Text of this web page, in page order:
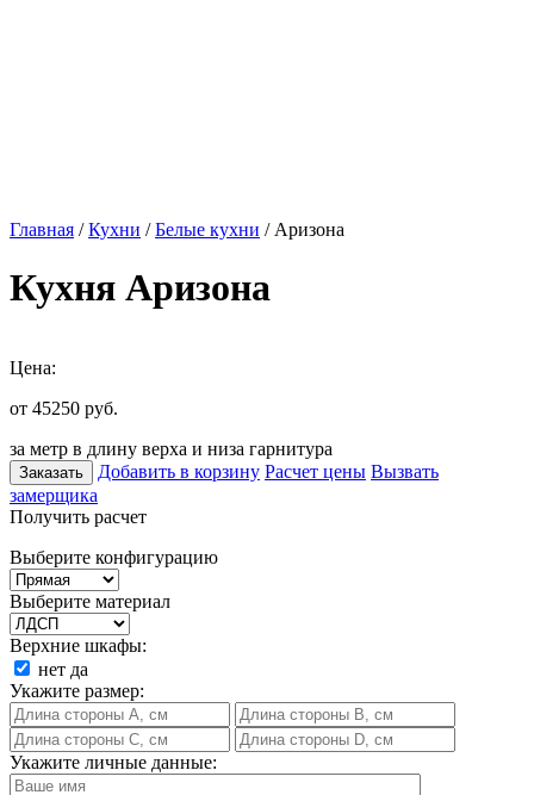
Главная /Кухни /Белые кухни / Аризона
Кухня Аризона
Цена:
от 45250 руб.
за метр в длину верха и низа гарнитура
Заказать Добавить в корзину Расчет цены Вызвать
замерщика
Получить расчет
Выберите конфигурацию
Выберите материал
Верхние шкафы:
нет да
Укажите размер:
Укажите личные данные: